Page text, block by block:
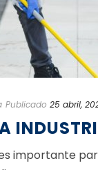
Publicado 25 abril,
importante